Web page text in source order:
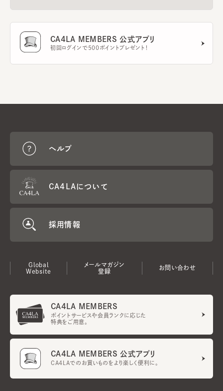
CA4LA MEMBERS 公式アプリ
初回ログインで500ポイントプレゼント！
ヘルプ
CA4LAについて
採用情報
Global
Website
メールマガジン
登録
お問い合わせ
CA4LA MEMBERS
ポイントサービスや会員ランクに応じた
特典をご用意。
CA4LA MEMBERS 公式アプリ
CA4LAでのお買いものをより楽しく便利に。